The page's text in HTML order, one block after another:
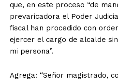
que, en este proceso “de
prevaricadora el Poder
fiscal han procedido con
ejercer el cargo de alcalde
mi persona”.
Agrega: “Señor magistrado,